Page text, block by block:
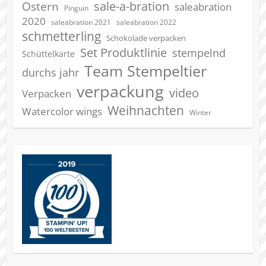
Ostern Pinguin sale-a-bration saleabration
2020
saleabration 2021 saleabration 2022
schmetterling Schokolade verpacken
Schüttelkarte Set Produktlinie stempelnd
durchs jahr Team Stempeltier
Verpacken verpackung video
Watercolor wings Weihnachten Winter